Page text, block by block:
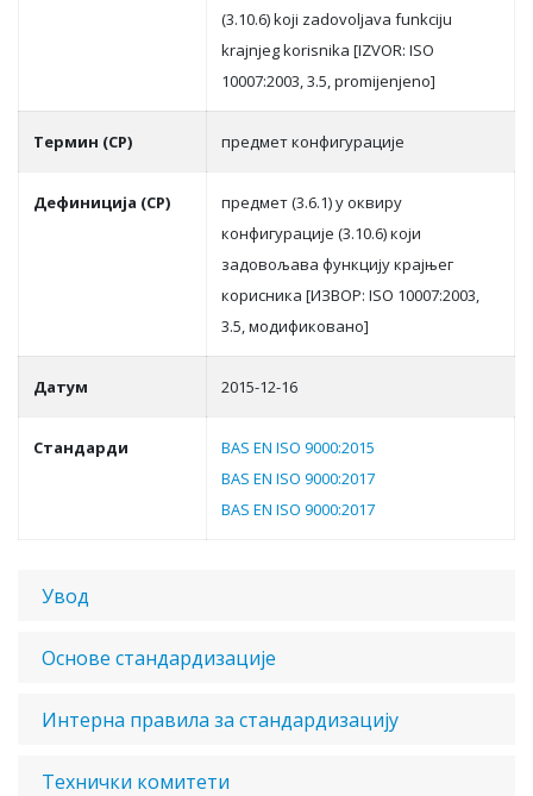
(3.10.6) koji zadovoljava funkciju
krajnjeg korisnika [IZVOR: ISO
10007:2003, 3.5, promijenjeno]
Термин (СР) прeдмeт кoнфигурaциje
Дефиниција (СР)
прeдмeт (3.6.1) у oквиру
кoнфигурaциje (3.10.6) кojи
зaдoвoљaвa функциjу крajњeг
кoрисникa [ИЗВOР: ISO 10007:2003,
3.5, мoдификoвaнo]
Датум 2015-12-16
Стандарди
BAS EN ISO 9000:2015
BAS EN ISO 9000:2017
BAS EN ISO 9000:2017
Увод
Основе стандардизације
Интерна правила за стандардизацију
Технички комитети